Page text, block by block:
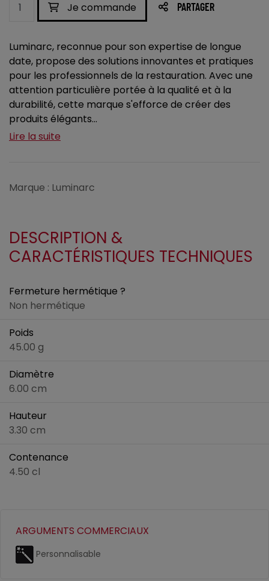
Je commande PARTAGER
Luminarc, reconnue pour son expertise de longue
date, propose des solutions innovantes et pratiques
pour les professionnels de la restauration. Avec une
attention particulière portée à la qualité et à la
durabilité, cette marque s'efforce de créer des
produits élégants...
Lire la suite
Marque : Luminarc
DESCRIPTION &
CARACTÉRISTIQUES TECHNIQUES
Fermeture hermétique ?
Non hermétique
Poids
45.00 g
Diamètre
6.00 cm
Hauteur
3.30 cm
Contenance
4.50 cl
ARGUMENTS COMMERCIAUX
Personnalisable